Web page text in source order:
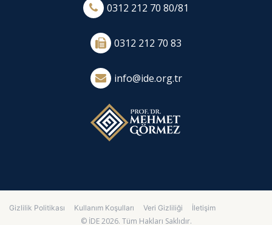
0312 212 70 80/81
0312 212 70 83
info@ide.org.tr
Gizlilik Politikası Kullanım Koşulları Veri Gizliliği İletişim
© İDE 2026. Tüm Hakları Saklıdır.